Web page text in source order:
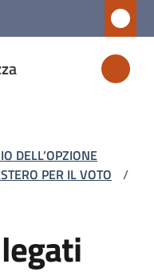
DELL’OPZIONE
PER IL VOTO
/